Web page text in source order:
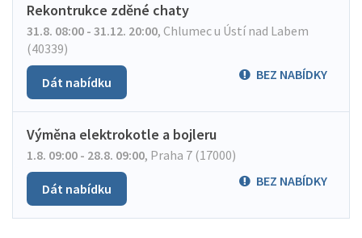
Rekontrukce zděné chaty
31.8. 08:00 - 31.12. 20:00, Chlumec u Ústí nad Labem
(40339)
BEZ NABÍDKY
Dát nabídku
Výměna elektrokotle a bojleru
1.8. 09:00 - 28.8. 09:00, Praha 7 (17000)
BEZ NABÍDKY
Dát nabídku